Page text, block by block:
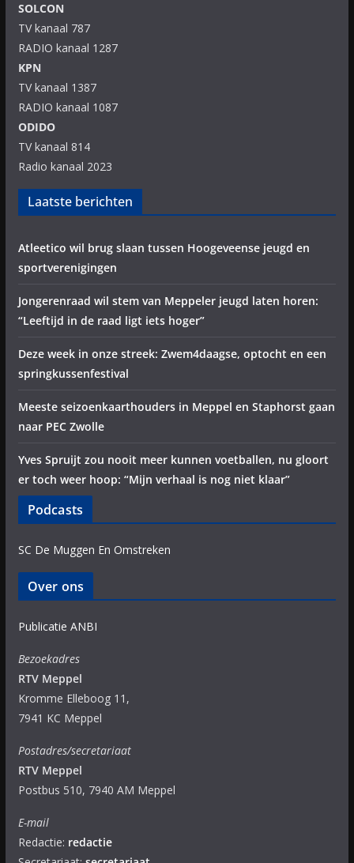
SOLCON
TV kanaal 787
RADIO kanaal 1287
KPN
TV kanaal 1387
RADIO kanaal 1087
ODIDO
TV kanaal 814
Radio kanaal 2023
Laatste berichten
Atleetico wil brug slaan tussen Hoogeveense jeugd en
sportverenigingen
Jongerenraad wil stem van Meppeler jeugd laten horen:
“Leeftijd in de raad ligt iets hoger”
Deze week in onze streek: Zwem4daagse, optocht en een
springkussenfestival
Meeste seizoenkaarthouders in Meppel en Staphorst gaan
naar PEC Zwolle
Yves Spruijt zou nooit meer kunnen voetballen, nu gloort
er toch weer hoop: “Mijn verhaal is nog niet klaar”
Podcasts
SC De Muggen En Omstreken
Over ons
Publicatie ANBI
Bezoekadres
RTV Meppel
Kromme Elleboog 11,
7941 KC Meppel
Postadres/secretariaat
RTV Meppel
Postbus 510, 7940 AM Meppel
E-mail
Redactie: redactie